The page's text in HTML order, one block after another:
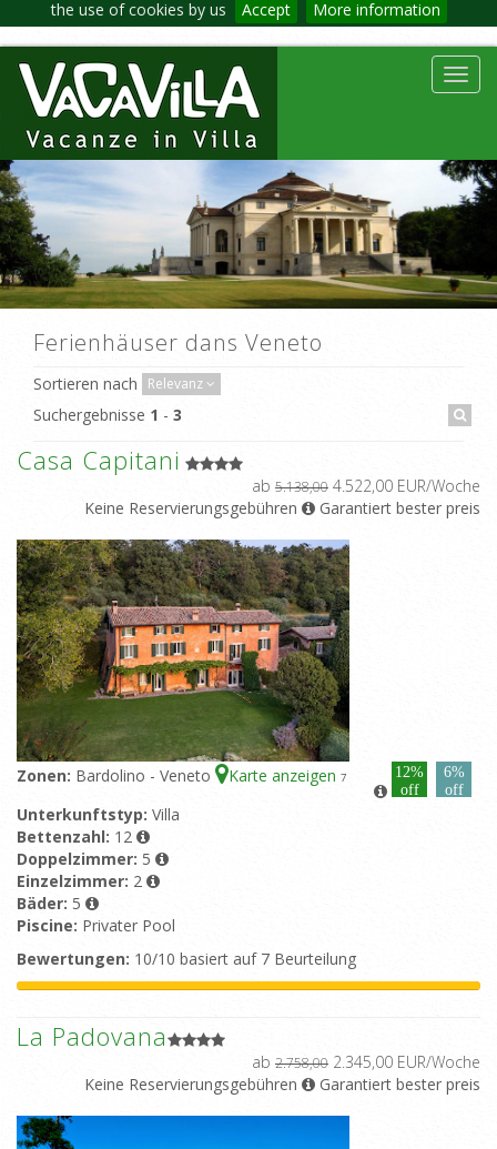
the use of cookies by us Accept More information
Ferienhäuser dans Veneto
Sortieren nach Relevanz
Suchergebnisse 1 - 3
Casa Capitani
ab 5.138,00 4.522,00 EUR/Woche
Keine Reservierungsgebühren
Garantiert bester preis
Zonen: Bardolino - Veneto Karte anzeigen 7
12%
off
6%
off
Unterkunftstyp: Villa
Bettenzahl: 12
Doppelzimmer: 5
Einzelzimmer: 2
Bäder: 5
Piscine: Privater Pool
Bewertungen: 10/10 basiert auf 7 Beurteilung
La Padovana
ab 2.758,00 2.345,00 EUR/Woche
Keine Reservierungsgebühren
Garantiert bester preis